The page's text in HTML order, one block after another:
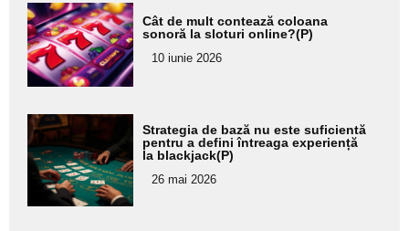
Adaugă
aici textul
pentru
subtitlu
Cât de mult contează coloana
sonoră la sloturi online?(P)
10 iunie 2026
Adaugă
aici textul
pentru
subtitlu
Strategia de bază nu este suficientă
pentru a defini întreaga experiență
la blackjack(P)
26 mai 2026